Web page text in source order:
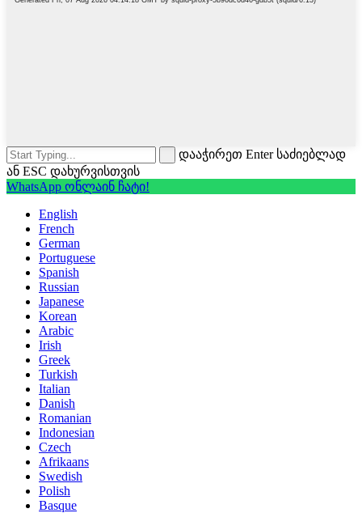
დააჭირეთ Enter საძიებლად
ან ESC დახურვისთვის
WhatsApp ონლაინ ჩატი!
English
French
German
Portuguese
Spanish
Russian
Japanese
Korean
Arabic
Irish
Greek
Turkish
Italian
Danish
Romanian
Indonesian
Czech
Afrikaans
Swedish
Polish
Basque